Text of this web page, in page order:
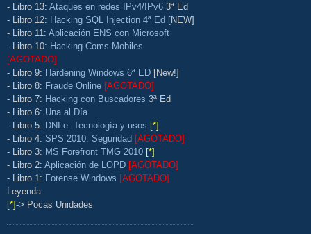
- Libro 13: Ataques en redes IPv4/IPv6 3ª Ed
- Libro 12: Hacking SQL Injection 4ª Ed [NEW]
- Libro 11: Aplicación ENS con Microsoft
- Libro 10: Hacking Coms Mobiles
[AGOTADO]
- Libro 9: Hardening Windows 6ª ED [New!]
- Libro 8: Fraude Online [AGOTADO]
- Libro 7: Hacking con Buscadores 3ª Ed
- Libro 6: Una al Día
- Libro 5: DNI-e: Tecnología y usos [*]
- Libro 4: SPS 2010: Seguridad [AGOTADO]
- Libro 3: MS Forefront TMG 2010 [*]
- Libro 2: Aplicación de LOPD [AGOTADO]
- Libro 1: Forense Windows [AGOTADO]
Leyenda:
[*]-> Pocas Unidades